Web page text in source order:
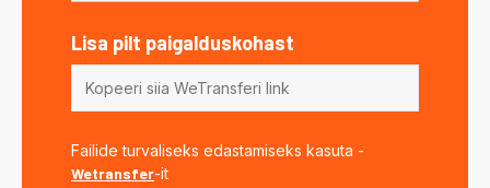
Lisa pilt paigalduskohast
Failide turvaliseks edastamiseks kasuta -
Wetransfer-it